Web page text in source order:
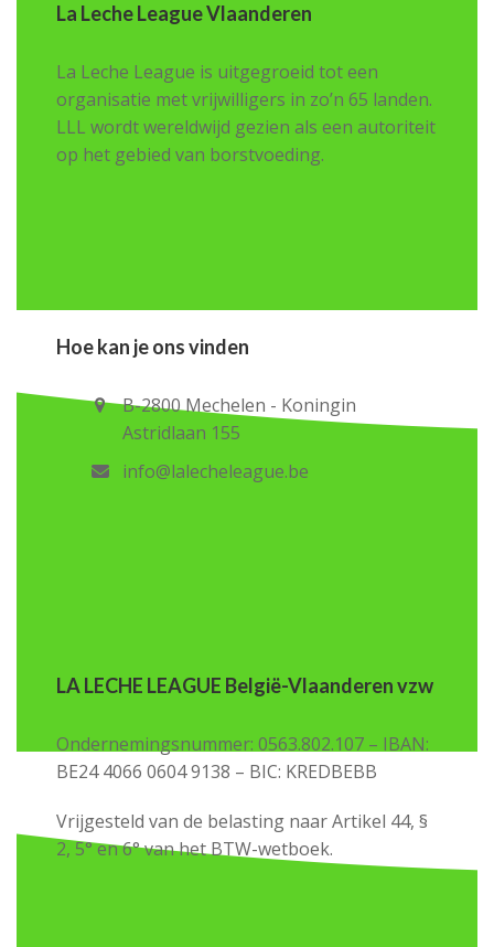
La Leche League Vlaanderen
La Leche League is uitgegroeid tot een
organisatie met vrijwilligers in zo’n 65 landen.
LLL wordt wereldwijd gezien als een autoriteit
op het gebied van borstvoeding.
Hoe kan je ons vinden
B-2800 Mechelen - Koningin
Astridlaan 155
info@lalecheleague.be
LA LECHE LEAGUE België-Vlaanderen vzw
Ondernemingsnummer: 0563.802.107 – IBAN:
BE24 4066 0604 9138 – BIC: KREDBEBB
Vrijgesteld van de belasting naar Artikel 44, §
2, 5° en 6° van het BTW-wetboek.